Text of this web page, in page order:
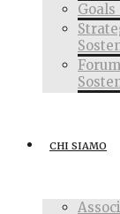
CHI SIAMO